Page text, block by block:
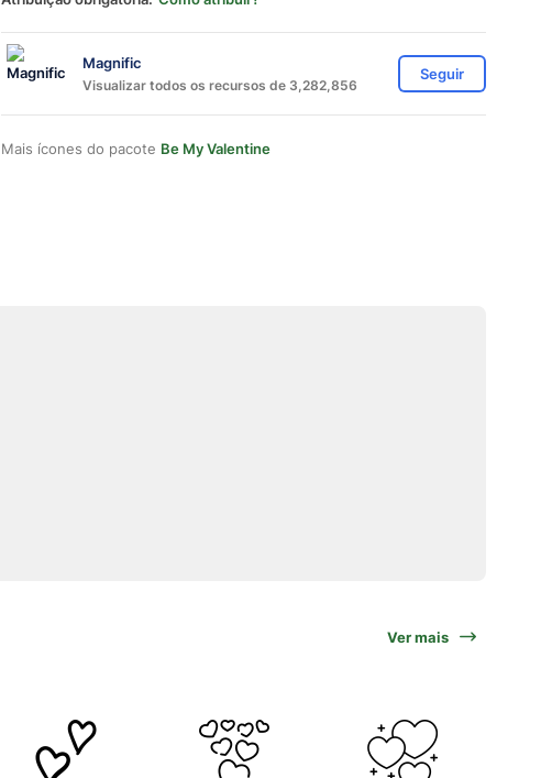
Magnific
Visualizar todos os recursos de 3,282,856
Seguir
Mais ícones do pacote Be My Valentine
Ver mais